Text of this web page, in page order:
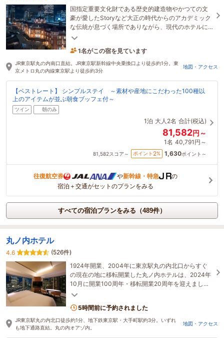
国指定重要文化財である歴史的建造物やかつての文
豪が愛したStoryなど大正の時代からのアカデミック
な伝統が息づく場所でありながら、現代のホテルに
求められる機能性も満たす、洗練された
4時間前に予約されました
JR東京駅丸の内南口直結。JR東京駅新幹線中央乗換口より徒歩約1分。東
京メトロ丸の内線東京駅より徒歩約3分
地図・アクセス
【ベストレート】 シンプルステイ ～素材や産地にこだわった100種以
上のアイテムが並ぶ朝食ブッフェ付～
ツイン 朝のみ
1泊 大人2名 合計(税込)
81,582円～
1名 40,791円～
81,582スコア～ ポイント 2% 1,630ポイント～
往復航空券 や新幹線・特急
の
宿泊＋交通がセットのプランをみる
すべての宿泊プランをみる（489件）
丸ノ内ホテル
4.6
(526件)
1924年開業、2004年に東京駅丸の内北口からすぐ
の現在の地に移転開業した丸ノ内ホテルは、2024年
10月に開業100周年・移転開業20周年を迎えまし
た。これからもここ東京・丸の内で皆様をお迎えい
5時間前に予約されました
JR東京駅丸の内北口徒歩約1分、地下鉄東京駅・大手町駅約3分。いずれ
も地下通路直結。丸の内オアゾ内。
地図・アクセス